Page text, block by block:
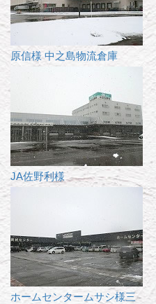
原信様 中之島物流倉庫
JA佐野利様
ホームセンタームサシ様三